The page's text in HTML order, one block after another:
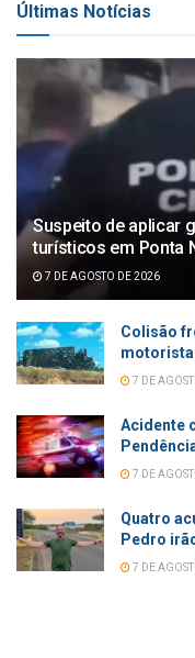
Últimas Notícias
Suspeito de aplicar
turísticos em Ponta
7 DE AGOSTO DE 2026
Colisão
motorista
7 DE
Acidente
7 DE
Quatro
Pedro
7 DE